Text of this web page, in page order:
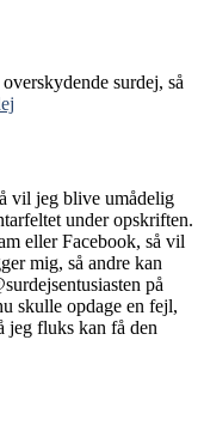
surdej, så
vil jeg blive umådelig
under opskriften.
eller Facebook, så vil
mig, så andre kan
på
skulle opdage en fejl,
jeg fluks kan få den